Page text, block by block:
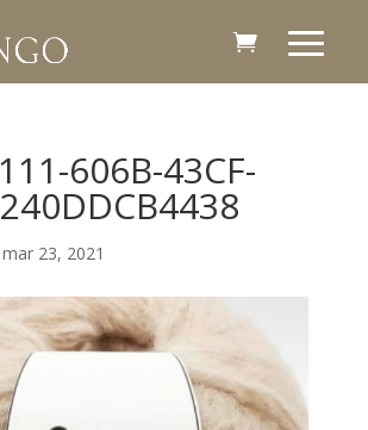
606B-43CF-
mar 23, 2021